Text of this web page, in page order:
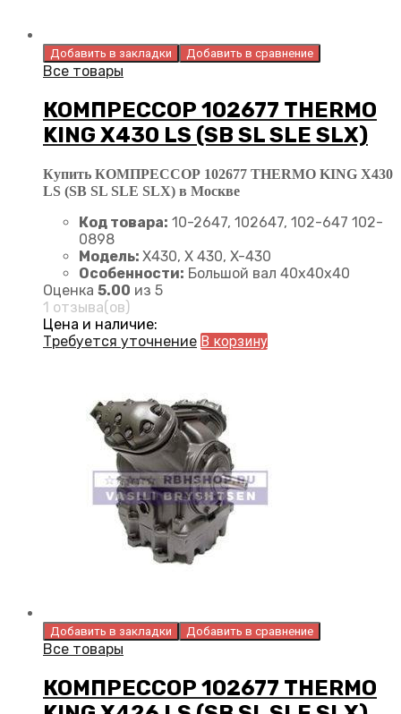
Добавить в закладки Добавить в сравнение
Все товары
КОМПРЕССОР 102677 THERMO
KING X430 LS (SB SL SLE SLX)
Купить КОМПРЕССОР 102677 THERMO KING X430
LS (SB SL SLE SLX) в Москве
Код товара: 10-2647, 102647, 102-647 102-
0898
Модель: X430, X 430, X-430
Особенности: Большой вал 40x40x40
Оценка 5.00 из 5
1 отзыва(ов)
Цена и наличие:
Требуется уточнение В корзину
Добавить в закладки Добавить в сравнение
Все товары
КОМПРЕССОР 102677 THERMO